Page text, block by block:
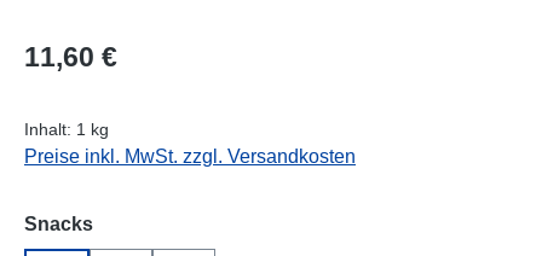
Regulärer Preis:
11,60 €
Inhalt: 1 kg
Preise inkl. MwSt. zzgl. Versandkosten
Snacksauswählen